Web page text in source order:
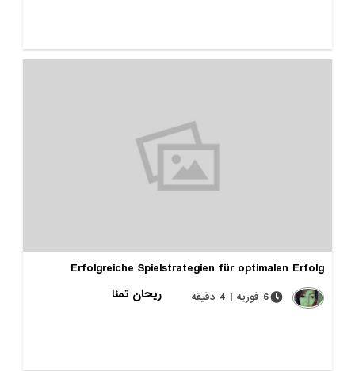
Erfolgreiche Spielstrategien für optimalen Erfolg
ریحان تمنا
6 فوریه | 4 دقیقه